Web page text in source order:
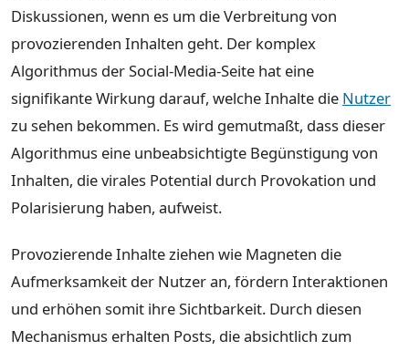
Diskussionen, wenn es um die Verbreitung von
provozierenden Inhalten geht. Der komplex
Algorithmus der Social-Media-Seite hat eine
signifikante Wirkung darauf, welche Inhalte die Nutzer
zu sehen bekommen. Es wird gemutmaßt, dass dieser
Algorithmus eine unbeabsichtigte Begünstigung von
Inhalten, die virales Potential durch Provokation und
Polarisierung haben, aufweist.
Provozierende Inhalte ziehen wie Magneten die
Aufmerksamkeit der Nutzer an, fördern Interaktionen
und erhöhen somit ihre Sichtbarkeit. Durch diesen
Mechanismus erhalten Posts, die absichtlich zum